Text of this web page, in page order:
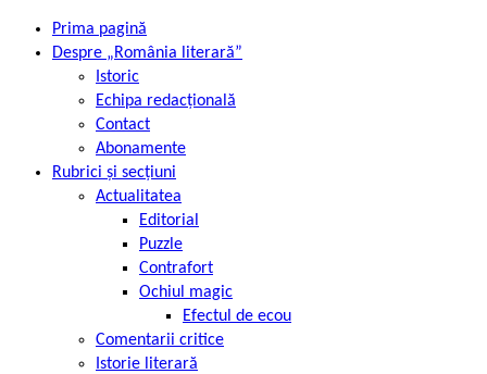
Prima pagină
Despre „România literară”
Istoric
Echipa redacțională
Contact
Abonamente
Rubrici și secțiuni
Actualitatea
Editorial
Puzzle
Contrafort
Ochiul magic
Efectul de ecou
Comentarii critice
Istorie literară